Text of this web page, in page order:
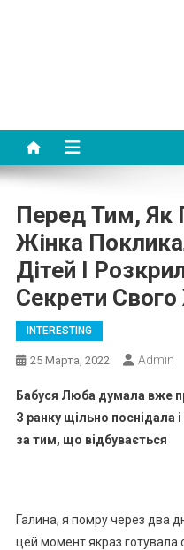
Перед Тим, Як
Жінка
Дітей І
Секрети
INTERESTING
25 Марта, 2022 Admin
Бабуся Люба думала вже
З ранку щільно поснідала і
за тим, що відбувається
Галина, я помру через два
цей момент якраз готувала